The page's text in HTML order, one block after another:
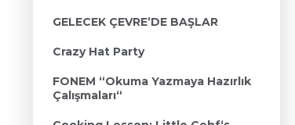
GELECEK ÇEVRE’DE BAŞLAR
Crazy Hat Party
FONEM “Okuma Yazmaya Hazırlık
Çalışmaları“